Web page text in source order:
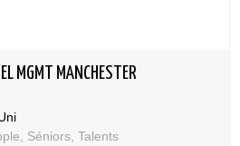
MGMT MANCHESTER
Séniors, Talents